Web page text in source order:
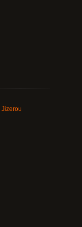
Jizerou